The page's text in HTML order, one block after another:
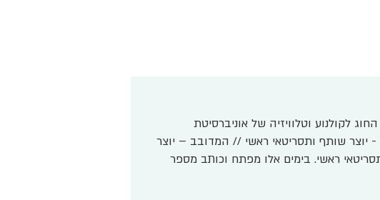
לקולנוע וטלוויזיה של אוניברסיטת
- יוצר שותף ותסריטאי ראשי // המדובב – יוצר
ראשי. בימים אלו מפתח וכותב מספר